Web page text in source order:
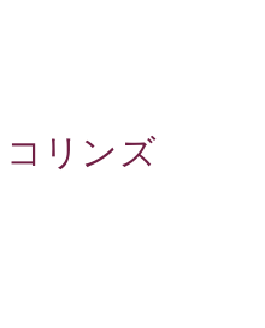
リンズ